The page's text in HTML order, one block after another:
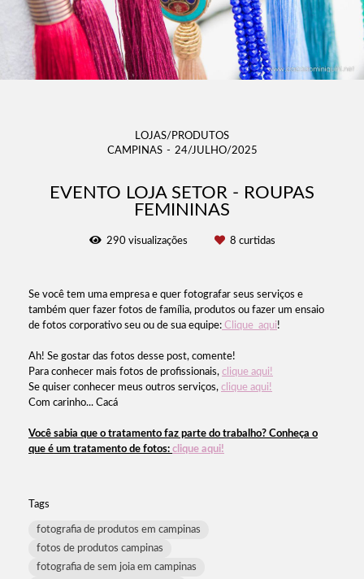
LOJAS/PRODUTOS
CAMPINAS
24/JULHO/2025
EVENTO LOJA SETOR - ROUPAS
FEMININAS
290visualizações 8 curtidas
Se você tem uma empresa e quer fotografar seus serviços e
também quer fazer fotos de família, produtos ou fazer um ensaio
de fotos corporativo seu ou de sua equipe: Clique aqui!
Ah! Se gostar das fotos desse post, comente!
Para conhecer mais fotos de profissionais, clique aqui!
Se quiser conhecer meus outros serviços, clique aqui!
Com carinho... Cacá
Você sabia que o tratamento faz parte do trabalho? Conheça o
que é um tratamento de fotos: clique aqui!
Tags
fotografia de produtos em campinas
fotos de produtos campinas
fotografia de sem joia em campinas